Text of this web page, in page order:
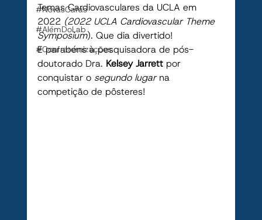
#NovasCaras
#AlémDoLab
#Confraternizações
Temas Cardiovasculares da UCLA em
2022 (2022 UCLA Cardiovascular Theme
Symposium). Que dia divertido!
E parabéns à pesquisadora de pós-
doutorado Dra. Kelsey Jarrett por
conquistar o segundo lugar na
competição de pôsteres!